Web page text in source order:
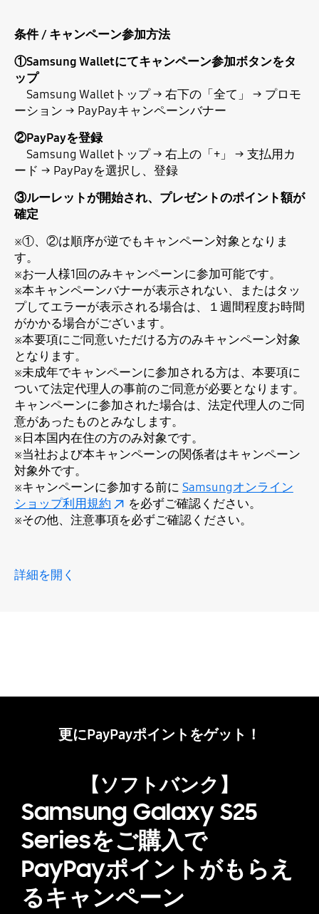
条件 / キャンペーン参加方法
①Samsung Walletにてキャンペーン参加ボタンをタ
ップ
Samsung Walletトップ → 右下の「全て」 → プロモ
ーション → PayPayキャンペーンバナー
②PayPayを登録
Samsung Walletトップ → 右上の「+」 → 支払用カ
ード → PayPayを選択し、登録
③ルーレットが開始され、プレゼントのポイント額が
確定
※①、②は順序が逆でもキャンペーン対象となりま
す。
※お一人様1回のみキャンペーンに参加可能です。
※本キャンペーンバナーが表示されない、またはタッ
プしてエラーが表示される場合は、１週間程度お時間
がかかる場合がございます。
※本要項にご同意いただける方のみキャンペーン対象
となります。
※未成年でキャンペーンに参加される方は、本要項に
ついて法定代理人の事前のご同意が必要となります。
キャンペーンに参加された場合は、法定代理人のご同
意があったものとみなします。
※日本国内在住の方のみ対象です。
※当社および本キャンペーンの関係者はキャンペーン
対象外です。
※キャンペーンに参加する前に Samsungオンライン
ショップ利用規約
を必ずご確認ください。
※その他、注意事項を必ずご確認ください。
詳細を開く
更にPayPayポイントをゲット！
【ソフトバンク】
Samsung Galaxy S25
Seriesをご購入で
PayPayポイントがもらえ
るキャンペーン